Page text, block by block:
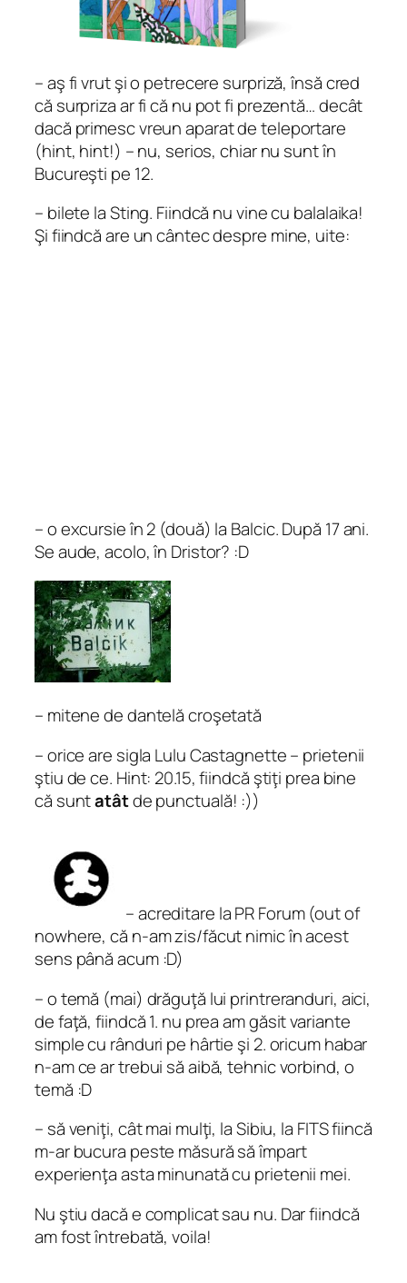
– aş fi vrut şi o petrecere surpriză, însă cred
că surpriza ar fi că nu pot fi prezentă… decât
dacă primesc vreun aparat de teleportare
(hint, hint!) – nu, serios, chiar nu sunt în
Bucureşti pe 12.
– bilete la Sting. Fiindcă nu vine cu balalaika!
Şi fiindcă are un cântec despre mine, uite:
– o excursie în 2 (două) la Balcic. După 17 ani.
Se aude, acolo, în Dristor? :D
– mitene de dantelă croşetată
– orice are sigla Lulu Castagnette – prietenii
ştiu de ce. Hint: 20.15, fiindcă ştiţi prea bine
că suntatâtde punctuală! :))
– acreditare la PR Forum (out of
nowhere, că n-am zis/făcut nimic în acest
sens până acum :D)
– o temă (mai) drăguţă lui printreranduri, aici,
de faţă, fiindcă 1. nu prea am găsit variante
simple cu rânduri pe hârtie şi 2. oricum habar
n-am ce ar trebui să aibă, tehnic vorbind, o
temă :D
– să veniţi, cât mai mulţi, la Sibiu, la FITS fiincă
m-ar bucura peste măsură să împart
experienţa asta minunată cu prietenii mei.
Nu ştiu dacă e complicat sau nu. Dar fiindcă
am fost întrebată, voila!